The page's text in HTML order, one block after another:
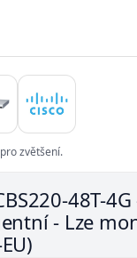
zvětšení.
48T-4G
- Lze